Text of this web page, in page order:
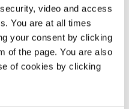
video and access
You are at all times
your consent by clicking
of the page. You are also
of cookies by clicking
Løhde , der er statens
over, at de indtil videre
risikere at udløse en
og lockout af tusindvis af